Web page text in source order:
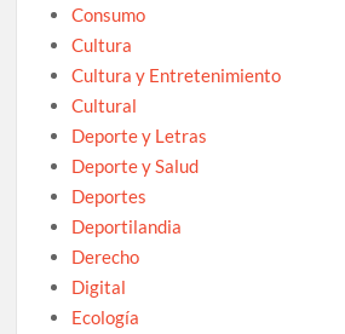
Consumo
Cultura
Cultura y Entretenimiento
Cultural
Deporte y Letras
Deporte y Salud
Deportes
Deportilandia
Derecho
Digital
Ecología